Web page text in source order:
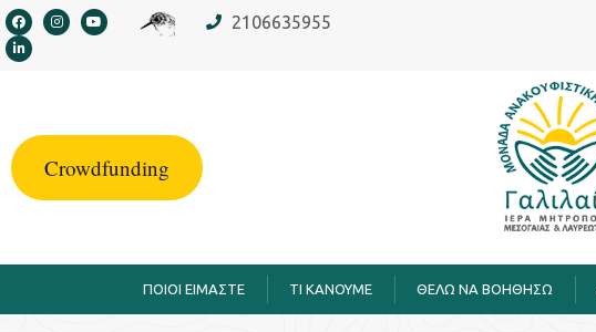
περιεχόμενο
2106635955
Crowdfunding
ΠΟΙΟΙ ΕΙΜΑΣΤΕ TI KANOYME ΘΕΛΩ ΝΑ ΒΟΗΘΗΣΩ